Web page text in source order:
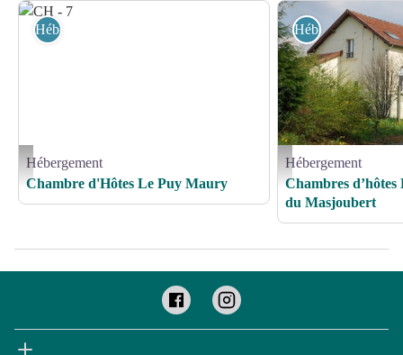
CH - 7 - © Le Puy Maury
Hébergement
Hébergement
Chambre d'Hôtes Le Puy Maury
Chambres d’hôtes
Hébergement
Hébergement
Chambres d’hôtes
du Masjoubert